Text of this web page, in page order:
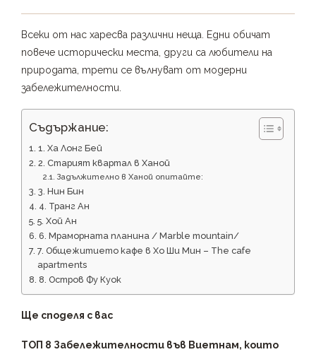
Всеки от нас харесва различни неща. Едни обичат
повече исторически места, други са любители на
природата, трети се вълнуват от модерни
забележителности.
Съдържание:
1. Ха Лонг Бей
2. Старият квартал в Ханой
Задължително в Ханой опитайте:
3. Нин Бин
4. Транг Ан
5. Хой Ан
6. Мраморната планина / Marble mountain/
7. Общежитието кафе в Хо Ши Мин – The cafe
apartments
8. Остров Фу Куок
Ще споделя с вас
ТОП 8 Забележителности във Виетнам, които